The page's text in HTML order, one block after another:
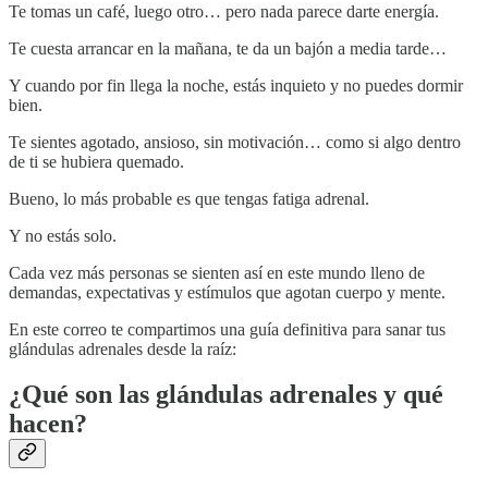
Te tomas un café, luego otro… pero nada parece darte energía.
Te cuesta arrancar en la mañana, te da un bajón a media tarde…
Y cuando por fin llega la noche, estás inquieto y no puedes dormir
bien.
Te sientes agotado, ansioso, sin motivación… como si algo dentro
de ti se hubiera quemado.
Bueno, lo más probable es que tengas fatiga adrenal.
Y no estás solo.
Cada vez más personas se sienten así en este mundo lleno de
demandas, expectativas y estímulos que agotan cuerpo y mente.
En este correo te compartimos una guía definitiva para sanar tus
glándulas adrenales desde la raíz:
¿Qué son las glándulas adrenales y qué
hacen?